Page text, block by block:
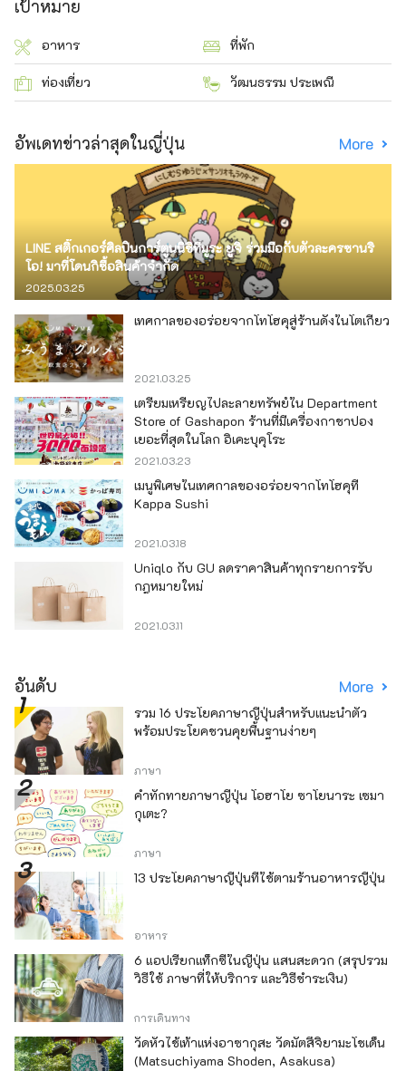
เป้าหมาย
อาหาร ที่พัก
ท่องเที่ยว วัฒนธรรม ประเพณี
อัพเดทข่าวล่าสุดในญี่ปุ่น More
LINE สติ๊กเกอร์ศิลปินการ์ตูนนิชิทีมูระ ยูจิ ร่วมมือกับตัวละครซานริ
โอ! มาที่โดนกิซื้อสินค้าจำกัด
2025.03.25
เทศกาลของอร่อยจากโทโฮคุสู่ร้านดังในโตเกียว
2021.03.25
เตรียมเหรียญไปละลายทรัพย์ใน Department
Store of Gashapon ร้านที่มีเครื่องกาชาปอง
เยอะที่สุดในโลก อิเคะบุคุโระ
2021.03.23
เมนูพิเศษในเทศกาลของอร่อยจากโทโฮคุที่
Kappa Sushi
2021.03.18
Uniqlo กับ GU ลดราคาสินค้าทุกรายการรับ
กฎหมายใหม่
2021.03.11
อันดับ More
รวม 16 ประโยคภาษาญี่ปุ่นสำหรับแนะนำตัว
พร้อมประโยคชวนคุยพื้นฐานง่ายๆ
ภาษา
คำทักทายภาษาญี่ปุ่น โอฮาโย ซาโยนาระ เซมา
กุเตะ?
ภาษา
13 ประโยคภาษาญี่ปุ่นที่ใช้ตามร้านอาหารญี่ปุ่น
อาหาร
6 แอปเรียกแท็กซี่ในญี่ปุ่น แสนสะดวก (สรุปรวม
วิธีใช้ ภาษาที่ให้บริการ และวิธีชำระเงิน)
การเดินทาง
วัดหัวไช้เท้าแห่งอาซากุสะ วัดมัตสึจิยามะโชเด็น
(Matsuchiyama Shoden, Asakusa)